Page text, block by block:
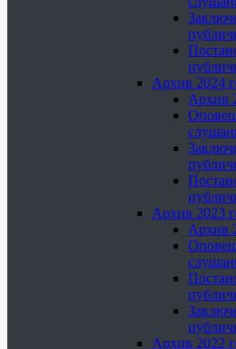
Архив 2024
Архив
Архив 2023
Архив
Архив 2022